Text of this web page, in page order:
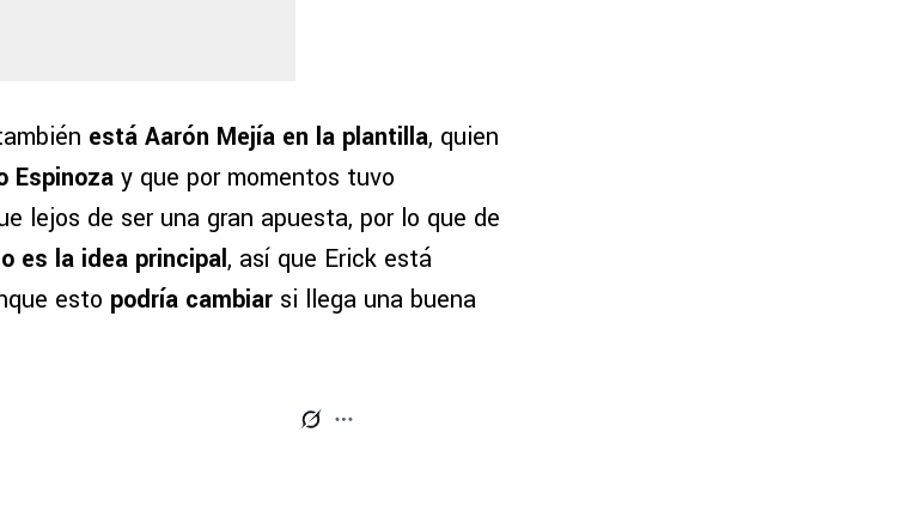
está Aarón Mejía en la plantilla, quien
Espinoza y que por momentos tuvo
lejos de ser una gran apuesta, por lo que de
es la idea principal, así que Erick está
esto podría cambiar si llega una buena